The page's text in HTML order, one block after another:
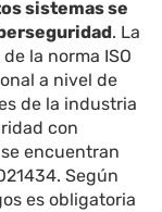
sistemas se
. La
la norma ISO
a nivel de
de la industria
con
encuentran
Según
es obligatoria